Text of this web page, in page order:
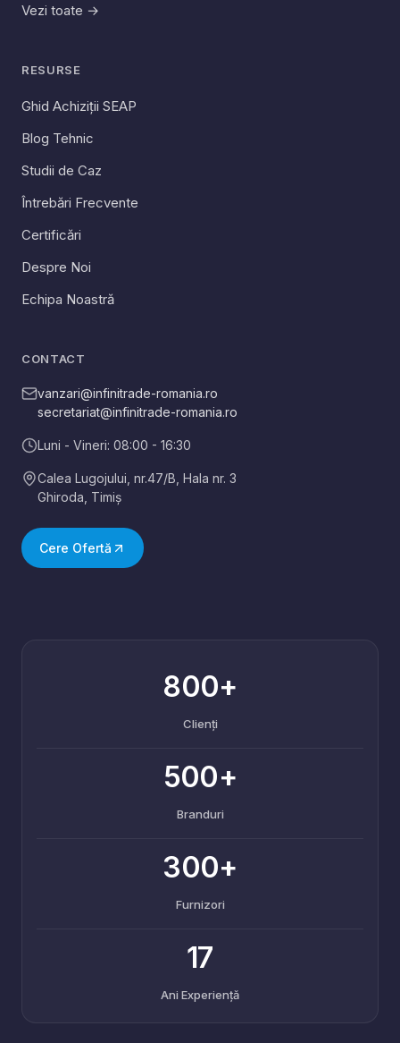
Vezi toate →
RESURSE
Ghid Achiziții SEAP
Blog Tehnic
Studii de Caz
Întrebări Frecvente
Certificări
Despre Noi
Echipa Noastră
CONTACT
vanzari@infinitrade-romania.ro
secretariat@infinitrade-romania.ro
Luni - Vineri: 08:00 - 16:30
Calea Lugojului, nr.47/B, Hala nr. 3
Ghiroda Timiș
Cere Ofertă
800+
Clienți
500+
Branduri
300+
Furnizori
17
Ani Experiență